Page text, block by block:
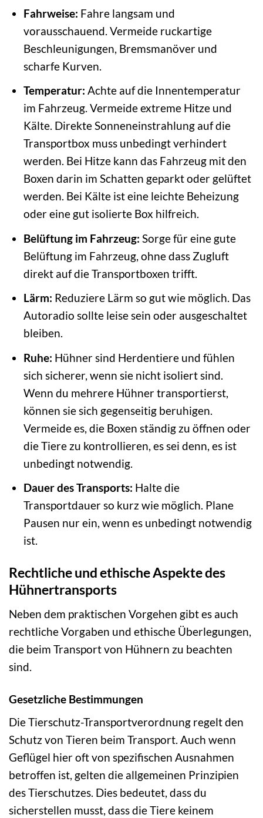
Fahrweise: Fahre langsam und
vorausschauend. Vermeide ruckartige
Beschleunigungen, Bremsmanöver und
scharfe Kurven.
Temperatur: Achte auf die Innentemperatur
im Fahrzeug. Vermeide extreme Hitze und
Kälte. Direkte Sonneneinstrahlung auf die
Transportbox muss unbedingt verhindert
werden. Bei Hitze kann das Fahrzeug mit den
Boxen darin im Schatten geparkt oder gelüftet
werden. Bei Kälte ist eine leichte Beheizung
oder eine gut isolierte Box hilfreich.
Belüftung im Fahrzeug: Sorge für eine gute
Belüftung im Fahrzeug, ohne dass Zugluft
direkt auf die Transportboxen trifft.
Lärm: Reduziere Lärm so gut wie möglich. Das
Autoradio sollte leise sein oder ausgeschaltet
bleiben.
Ruhe: Hühner sind Herdentiere und fühlen
sich sicherer, wenn sie nicht isoliert sind.
Wenn du mehrere Hühner transportierst,
können sie sich gegenseitig beruhigen.
Vermeide es, die Boxen ständig zu öffnen oder
die Tiere zu kontrollieren, es sei denn, es ist
unbedingt notwendig.
Dauer des Transports: Halte die
Transportdauer so kurz wie möglich. Plane
Pausen nur ein, wenn es unbedingt notwendig
ist.
Rechtliche und ethische Aspekte des
Hühnertransports
Neben dem praktischen Vorgehen gibt es auch
rechtliche Vorgaben und ethische Überlegungen,
die beim Transport von Hühnern zu beachten
sind.
Gesetzliche Bestimmungen
Die Tierschutz-Transportverordnung regelt den
Schutz von Tieren beim Transport. Auch wenn
Geflügel hier oft von spezifischen Ausnahmen
betroffen ist, gelten die allgemeinen Prinzipien
des Tierschutzes. Dies bedeutet, dass du
sicherstellen musst, dass die Tiere keinem